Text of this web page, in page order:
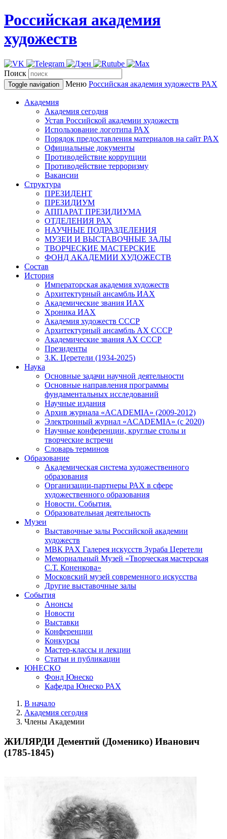
Российская академия
художеств
Поиск
Toggle navigation Меню Российская академия художеств РАХ
Академия
Академия сегодня
Устав Российской академии художеств
Использование логотипа РАХ
Порядок предоставления материалов на сайт РАХ
Официальные документы
Противодействие коррупции
Противодействие терроризму
Вакансии
Структура
ПРЕЗИДЕНТ
ПРЕЗИДИУМ
АППАРАТ ПРЕЗИДИУМА
ОТДЕЛЕНИЯ РАХ
НАУЧНЫЕ ПОДРАЗДЕЛЕНИЯ
МУЗЕИ И ВЫСТАВОЧНЫЕ ЗАЛЫ
ТВОРЧЕСКИЕ МАСТЕРСКИЕ
ФОНД АКАДЕМИИ ХУДОЖЕСТВ
Состав
История
Императорская академия художеств
Архитектурный ансамбль ИАХ
Академические звания ИАХ
Хроника ИАХ
Академия художеств СССР
Архитектурный ансамбль АХ СССР
Академические звания АХ СССР
Президенты
З.К. Церетели (1934-2025)
Наука
Основные задачи научной деятельности
Основные направления программы
фундаментальных исследований
Научные издания
Архив журнала «ACADEMIA» (2009-2012)
Электронный журнал «ACADEMIA» (с 2020)
Научные конференции, круглые столы и
творческие встречи
Словарь терминов
Образование
Академическая система художественного
образования
Организации-партнеры РАХ в сфере
художественного образования
Новости. События.
Образовательная деятельность
Музеи
Выставочные залы Российской академии
художеств
МВК РАХ Галерея искусств Зураба Церетели
Мемориальный Музей «Творческая мастерская
С.Т. Коненкова»
Московский музей современного искусства
Другие выставочные залы
События
Анонсы
Новости
Выставки
Конференции
Конкурсы
Мастер-классы и лекции
Статьи и публикации
ЮНЕСКО
Фонд Юнеско
Кафедра Юнеско РАХ
В начало
Академия сегодня
Члены Академии
ЖИЛЯРДИ Дементий (Доменико) Иванович
(1785-1845)